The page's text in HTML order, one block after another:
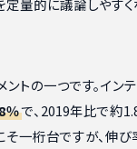
量的に議論しやすく
トの一つです。イン
％で、2019年比で約
そ一桁台ですが、伸